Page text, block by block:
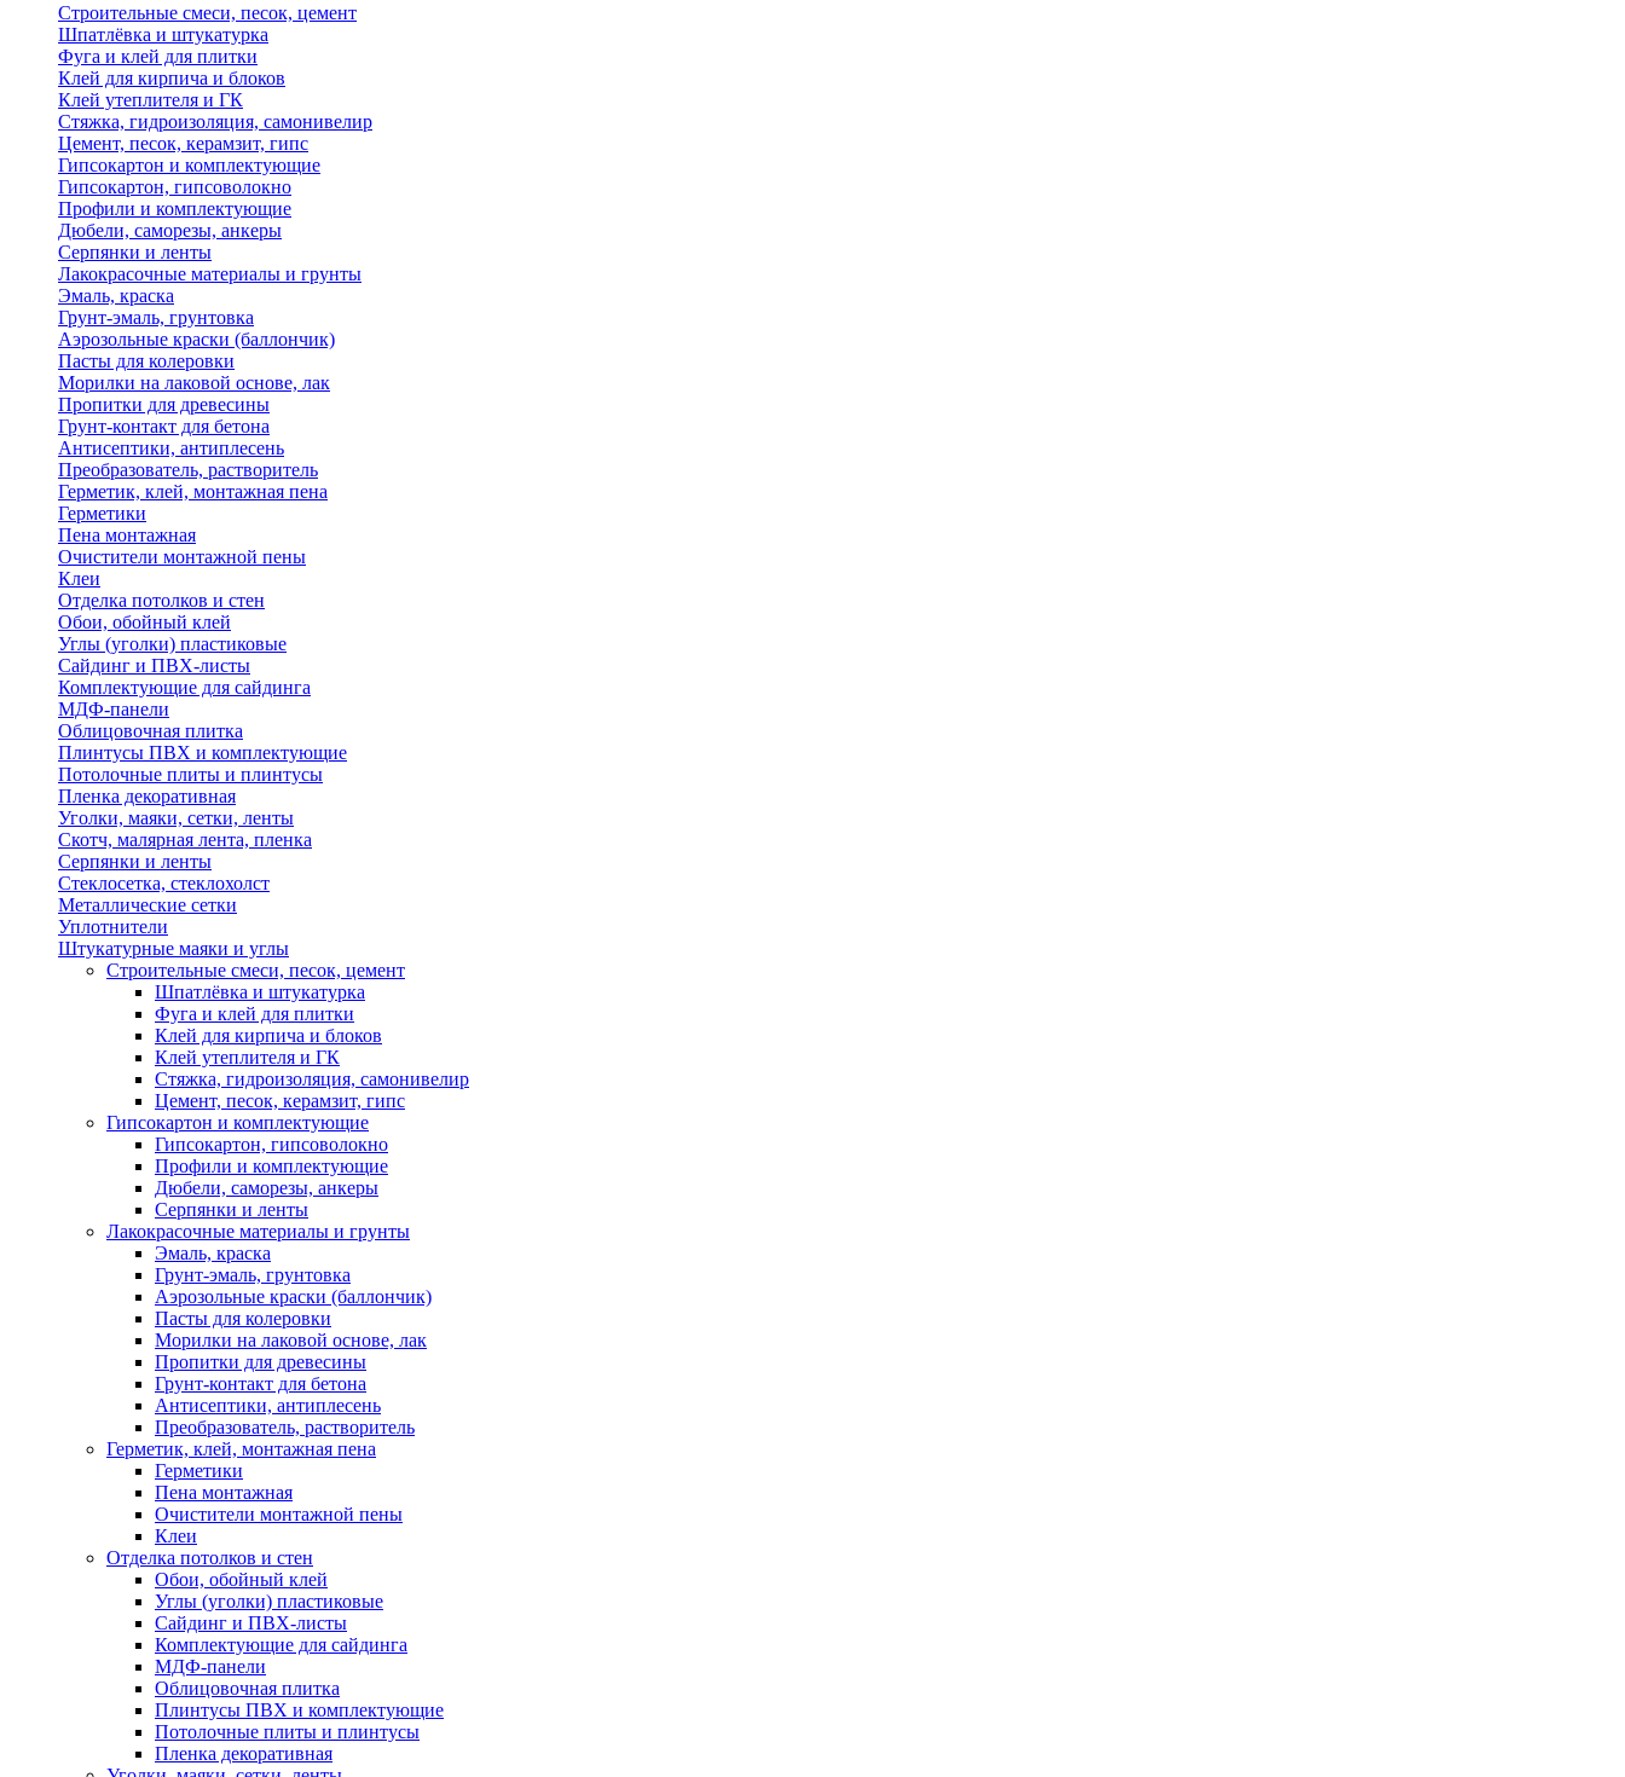
Строительные смеси, песок, цемент
Шпатлёвка и штукатурка
Фуга и клей для плитки
Клей для кирпича и блоков
Клей утеплителя и ГК
Стяжка, гидроизоляция, самонивелир
Цемент, песок, керамзит, гипс
Гипсокартон и комплектующие
Гипсокартон, гипсоволокно
Профили и комплектующие
Дюбели, саморезы, анкеры
Серпянки и ленты
Лакокрасочные материалы и грунты
Эмаль, краска
Грунт-эмаль, грунтовка
Аэрозольные краски (баллончик)
Пасты для колеровки
Морилки на лаковой основе, лак
Пропитки для древесины
Грунт-контакт для бетона
Антисептики, антиплесень
Преобразователь, растворитель
Герметик, клей, монтажная пена
Герметики
Пена монтажная
Очистители монтажной пены
Клеи
Отделка потолков и стен
Обои, обойный клей
Углы (уголки) пластиковые
Сайдинг и ПВХ-листы
Комплектующие для сайдинга
МДФ-панели
Облицовочная плитка
Плинтусы ПВХ и комплектующие
Потолочные плиты и плинтусы
Пленка декоративная
Уголки, маяки, сетки, ленты
Скотч, малярная лента, пленка
Серпянки и ленты
Стеклосетка, стеклохолст
Металлические сетки
Уплотнители
Штукатурные маяки и углы
Строительные смеси, песок, цемент
Шпатлёвка и штукатурка
Фуга и клей для плитки
Клей для кирпича и блоков
Клей утеплителя и ГК
Стяжка, гидроизоляция, самонивелир
Цемент, песок, керамзит, гипс
Гипсокартон и комплектующие
Гипсокартон, гипсоволокно
Профили и комплектующие
Дюбели, саморезы, анкеры
Серпянки и ленты
Лакокрасочные материалы и грунты
Эмаль, краска
Грунт-эмаль, грунтовка
Аэрозольные краски (баллончик)
Пасты для колеровки
Морилки на лаковой основе, лак
Пропитки для древесины
Грунт-контакт для бетона
Антисептики, антиплесень
Преобразователь, растворитель
Герметик, клей, монтажная пена
Герметики
Пена монтажная
Очистители монтажной пены
Клеи
Отделка потолков и стен
Обои, обойный клей
Углы (уголки) пластиковые
Сайдинг и ПВХ-листы
Комплектующие для сайдинга
МДФ-панели
Облицовочная плитка
Плинтусы ПВХ и комплектующие
Потолочные плиты и плинтусы
Пленка декоративная